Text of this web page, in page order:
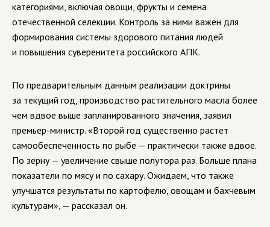
категориями, включая овощи, фрукты и семена
отечественной селекции. Контроль за ними важен для
формирования системы здорового питания людей
и повышения суверенитета российского АПК.
По предварительным данным реализации доктрины
за текущий год, производство растительного масла более
чем вдвое выше запланированного значения, заявил
премьер-министр. «Второй год существенно растет
самообеспеченность по рыбе — практически также вдвое.
По зерну — увеличение свыше полутора раз. Больше плана
показатели по мясу и по сахару. Ожидаем, что также
улучшатся результаты по картофелю, овощам и бахчевым
культурам», — рассказал он.